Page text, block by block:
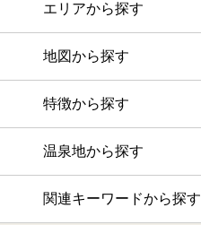
エリアから探す
地図から探す
特徴から探す
温泉地から探す
関連キーワードから探す